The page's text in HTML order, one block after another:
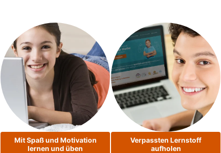
Mit Spaß und Motivation
lernen und üben
Verpassten Lernstoff
aufholen